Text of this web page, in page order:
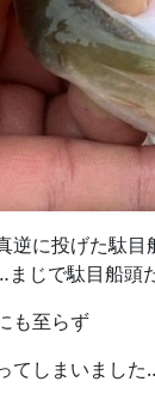
逆に投げた駄目
まじで駄目船頭
も至らず
てしまいました